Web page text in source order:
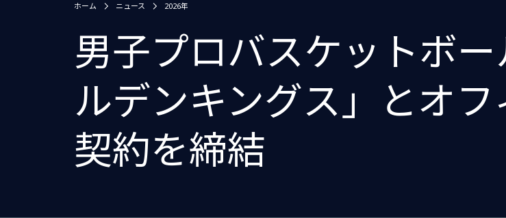
ホーム ニュース 2026年
男子プロバスケットボ
ルデンキングス」とオ
契約を締結